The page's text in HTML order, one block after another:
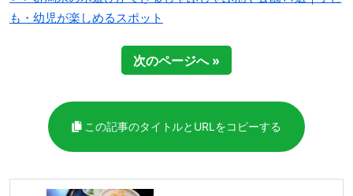
も・幼児が楽しめるスポット
次のページへ »
この記事のタイトルとURLをコピーする